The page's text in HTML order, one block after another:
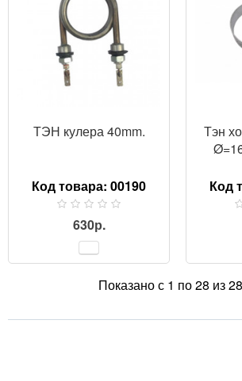
ТЭН кулера 40mm.
Код товара: 00190
630р.
Тэн
Код
Показано с 1 по 28 из